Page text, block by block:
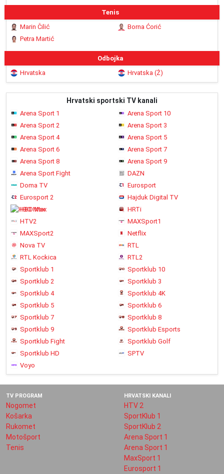
Tenis
Marin Čilić
Borna Ćorić
Petra Martić
Odbojka
Hrvatska
Hrvatska (Ž)
Hrvatski sportski TV kanali
Arena Sport 1
Arena Sport 10
Arena Sport 2
Arena Sport 3
Arena Sport 4
Arena Sport 5
Arena Sport 6
Arena Sport 7
Arena Sport 8
Arena Sport 9
Arena Sport Fight
DAZN
Doma TV
Eurosport
Eurosport 2
Hajduk Digital TV
HBO Max
HRTi
HTV2
MAXSport1
MAXSport2
Netflix
Nova TV
RTL
RTL Kockica
RTL2
Sportklub 1
Sportklub 10
Sportklub 2
Sportklub 3
Sportklub 4
Sportklub 4K
Sportklub 5
Sportklub 6
Sportklub 7
Sportklub 8
Sportklub 9
Sportklub Esports
Sportklub Fight
Sportklub Golf
Sportklub HD
SPTV
Voyo
TV PROGRAM
Nogomet
Košarka
Rukomet
Motošport
Tenis
HRVATSKI KANALI
HTV 2
SportKlub 1
SportKlub 2
Arena Sport 1
Arena Sport 1
MaxSport 1
Eurosport 1